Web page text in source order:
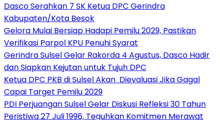
Dasco Serahkan 7 SK Ketua DPC Gerindra
Kabupaten/Kota Besok
Gelora Mulai Bersiap Hadapi Pemilu 2029, Pastikan
Verifikasi Parpol KPU Penuhi Syarat
Gerindra Sulsel Gelar Rakorda 4 Agustus, Dasco Hadir
dan Siapkan Kejutan untuk Tujuh DPC
Ketua DPC PKB di Sulsel Akan Dievaluasi Jika Gagal
Capai Target Pemilu 2029
PDI Perjuangan Sulsel Gelar Diskusi Refleksi 30 Tahun
Peristiwa 27 Juli 1996, Teguhkan Komitmen Merawat